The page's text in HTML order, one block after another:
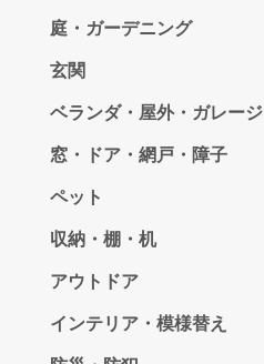
庭・ガーデニング
玄関
ベランダ・屋外・ガレージ
窓・ドア・網戸・障子
ペット
収納・棚・机
アウトドア
インテリア・模様替え